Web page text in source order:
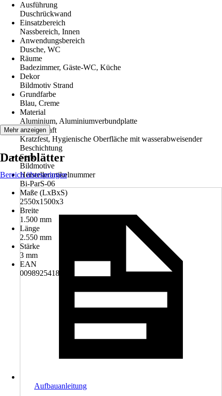
Ausführung
Duschrückwand
Einsatzbereich
Nassbereich, Innen
Anwendungsbereich
Dusche, WC
Räume
Badezimmer, Gäste-WC, Küche
Dekor
Bildmotiv Strand
Grundfarbe
Blau, Creme
Material
Aluminium, Aluminiumverbundplatte
Eigenschaft
Kratzfest, Hygienische Oberfläche mit wasserabweisender
Beschichtung
Serie
Bildmotive
Herstellerartikelnummer
Bi-ParS-06
Maße (LxBxS)
2550x1500x3
Breite
1.500 mm
Länge
2.550 mm
Stärke
3 mm
EAN
0098925418697
Mehr anzeigen
Datenblätter
Bereich überspringen
Aufbauanleitung